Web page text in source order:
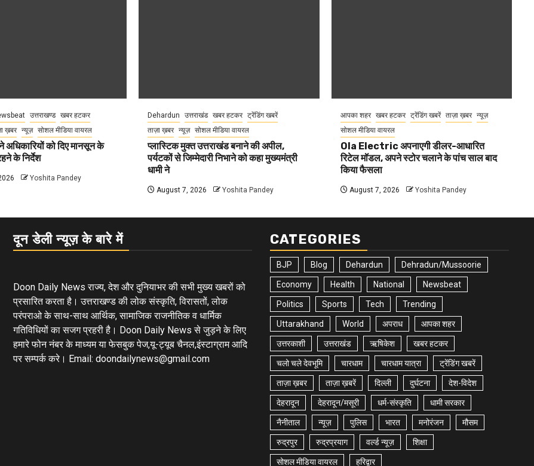
उत्तराखण्ड
खबर हटकर
ख़बर न्यूज़ सोशल मीडिया वायरल
अधिकारियों को दिए मानसून के
के निर्देश
Yoshita Pandey
Dehardun उत्तराखंड खबर हटकर ट्रेंडिंग खबरें
ताज़ा ख़बर न्यूज़ सोशल मीडिया वायरल
प्लास्टिक मुक्त उत्तराखंड बनाने की अपील,
पर्यटकों से जिम्मेदारी निभाने को कहा मुख्यमंत्री
धामी ने
August 7, 2026 Yoshita Pandey
आपका शहर खबर हटकर ट्रेंडिंग खबरें ताज़ा ख़बर
न्यूज़
सोशल मीडिया वायरल
Ola Electric अपनाएगी डीलर-आधारित
रिटेल मॉडल, अपने स्टोर चलाने के पांच साल बाद
किया फैसला
August 7, 2026 Yoshita Pandey
दून डेली न्यूज़ के बारे में
Doon Daily News राज्य, देश और दुनियाभर की सभी मुख्य खबरों को
प्रसारित करता है। उत्तराखण्ड की लोक संस्कृति, विरासतों, लोक
परंपराओ के साथ-साथ आर्थिक, सामाजिक राजनीतिक व धार्मिक
गतिविधियों का सजग प्रहरी है। Doon Daily News से जुड़ने के लिए
हमारे फोन नंबर के माध्यम या फेसबुक पेज,यू-ट्यूब चैनल,इंस्टाग्राम आदि
पर सम्पर्क करे। Email: doondailynews@gmail.com
CATEGORIES
BJP Blog Dehardun Dehradun/Mussoorie
Economy Health National Newsbeat
Politics Sports Tech Trending
Uttarakhand World अपराध आपका शहर
उत्तरकाशी उत्तराखंड ऋषिकेश खबर हटकर
चलो चले देवभूमि चारधाम चारधाम यात्रा ट्रेंडिंग खबरें
ताज़ा ख़बर ताज़ा ख़बरें दिल्ली दुर्घटना देश-विदेश
देहरादून देहरादून/मसूरी धर्म-संस्कृति धामी सरकार
नैनीताल न्यूज़ पुलिस भारत मनोरंजन मौसम
रुद्रपुर रुद्रप्रयाग वर्ल्ड न्यूज़ शिक्षा
सोशल मीडिया वायरल हरिद्वार